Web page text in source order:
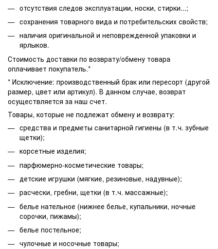
отсутствия следов эксплуатации, носки, стирки...;
сохранения товарного вида и потребительских свойств;
наличия оригинальной и неповрежденной упаковки и
ярлыков.
Стоимость доставки по возврату/обмену товара
оплачивает покупатель.*
* Исключение: производственный брак или пересорт (другой
размер, цвет или артикул). В данном случае, возврат
осуществляется за наш счет.
Товары, которые не подлежат обмену и возврату:
средства и предметы санитарной гигиены (в т.ч. зубные
щетки);
корсетные изделия;
парфюмерно-косметические товары;
детские игрушки (мягкие, резиновые, надувные);
расчески, гребни, щетки (в т.ч. массажные);
белье нательное (нижнее белье, купальники, ночные
сорочки, пижамы);
белье постельное;
чулочные и носочные товары;